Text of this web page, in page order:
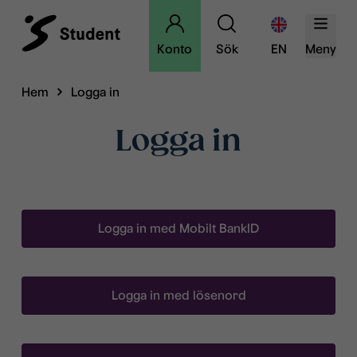
Konto Sök EN Meny
Hem Logga in
Logga in
Logga in med Mobilt BankID
Logga in med lösenord